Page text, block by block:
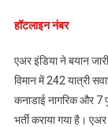
हॉटलाइन नंबर
एअर इंडिया ने बयान
विमान में 242 यात्री
कनाडाई नागरिक और 7
भर्ती कराया गया है।